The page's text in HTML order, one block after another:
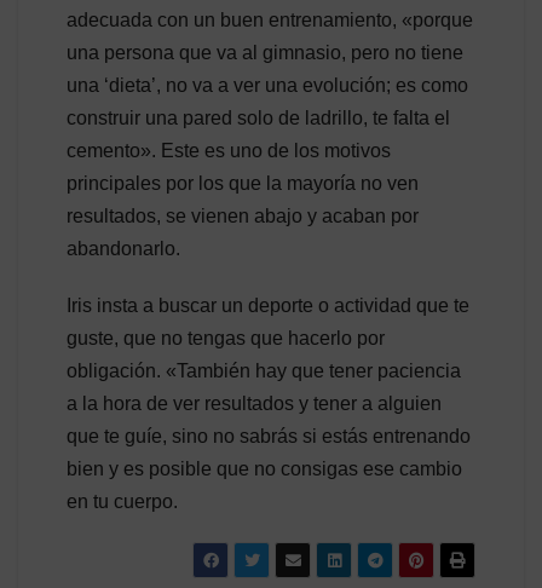
adecuada con un buen entrenamiento, «porque
una persona que va al gimnasio, pero no tiene
una ‘dieta’, no va a ver una evolución; es como
construir una pared solo de ladrillo, te falta el
cemento». Este es uno de los motivos
principales por los que la mayoría no ven
resultados, se vienen abajo y acaban por
abandonarlo.
Iris insta a buscar un deporte o actividad que te
guste, que no tengas que hacerlo por
obligación. «También hay que tener paciencia
a la hora de ver resultados y tener a alguien
que te guíe, sino no sabrás si estás entrenando
bien y es posible que no consigas ese cambio
en tu cuerpo.